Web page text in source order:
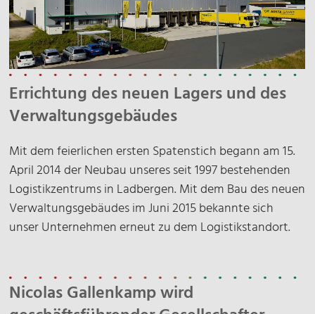
Errichtung des neuen Lagers und des
Verwaltungsgebäudes
Mit dem feierlichen ersten Spatenstich begann am 15.
April 2014 der Neubau unseres seit 1997 bestehenden
Logistikzentrums in Ladbergen. Mit dem Bau des neuen
Verwaltungsgebäudes im Juni 2015 bekannte sich
unser Unternehmen erneut zu dem Logistikstandort.
Nicolas Gallenkamp wird